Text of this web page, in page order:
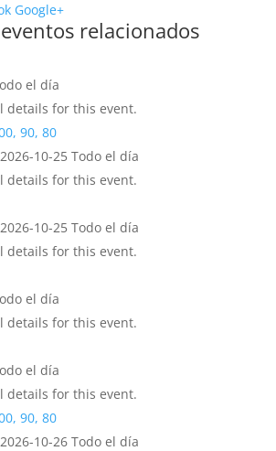
Google+
relacionados
el día
details for this event.
90, 80
10-25 Todo el día
details for this event.
10-25 Todo el día
details for this event.
el día
details for this event.
el día
details for this event.
90, 80
10-26 Todo el día